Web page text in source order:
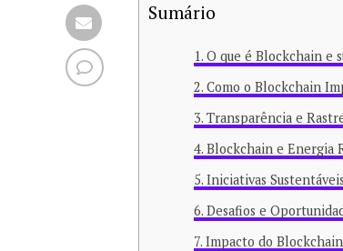
Sumário
O que é Blockchain e
Como o Blockchain
Transparência e
Blockchain e Energia
Iniciativas
Desafios e
Impacto do